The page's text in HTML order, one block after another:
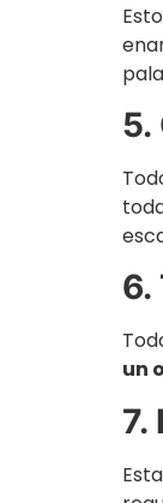
5.
6.
un
7.